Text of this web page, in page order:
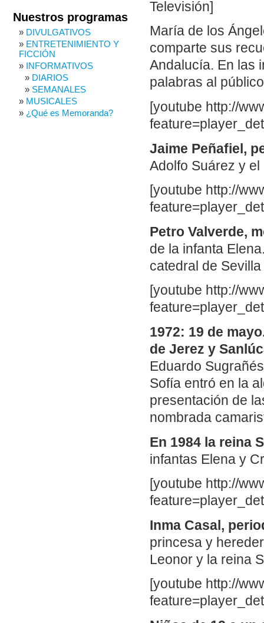
Televisión]
María de los
comparte sus
Andalucía. En las
palabras al
[youtube http://
Jaime Peñafiel,
Adolfo Suárez y
[youtube http://
Petro Valverde,
de la infanta
catedral de
[youtube http://
1972: 19 de
de Jerez y
Eduardo
Sofía entró en la
presentación de
nombrada
En 1984 la reina
infantas Elena y
[youtube http://
Inma Casal,
princesa y
Leonor y la reina
[youtube http://
Nuestros programas
DIVULGATIVOS
ENTRETENIMIENTO Y
FICCIÓN
INFORMATIVOS
DIARIOS
SEMANALES
MUSICALES
¿Qué es Memoranda?